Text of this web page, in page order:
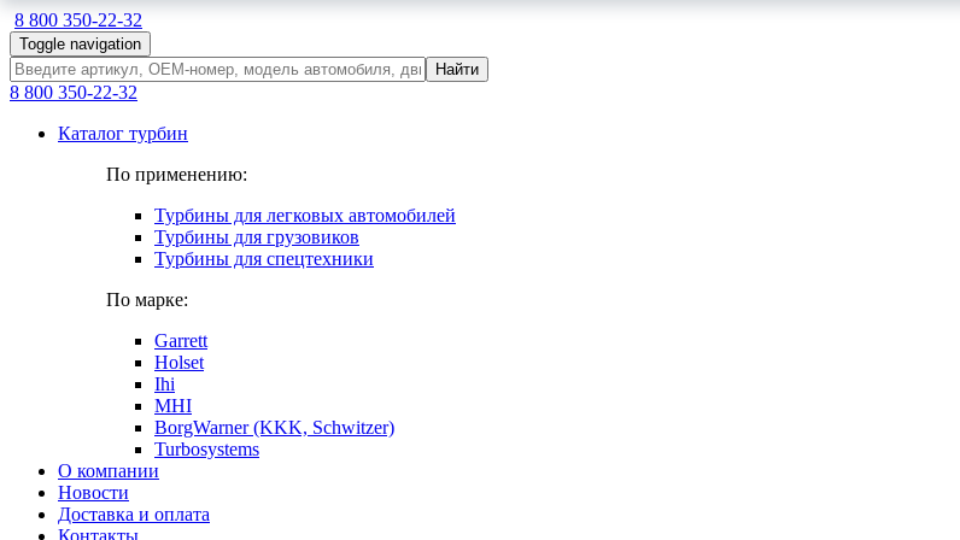
8 800 350-22-32
Toggle navigation
Найти
8 800 350-22-32
Каталог турбин
По применению:
Турбины для легковых автомобилей
Турбины для грузовиков
Турбины для спецтехники
По марке:
Garrett
Holset
Ihi
MHI
BorgWarner (KKK, Schwitzer)
Turbosystems
О компании
Новости
Доставка и оплата
Контакты